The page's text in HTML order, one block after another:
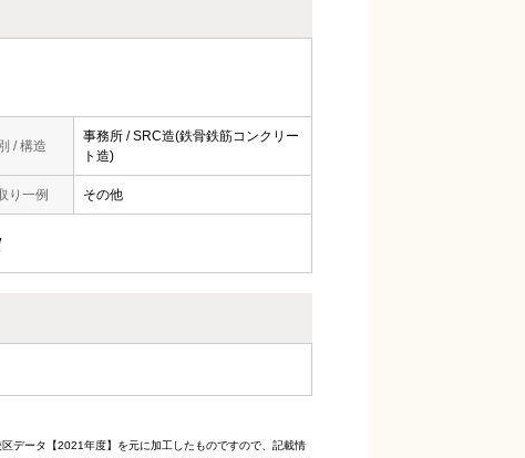
/ 構造
事務所 / SRC造(鉄骨鉄筋コンクリー
ト造)
り一例 その他
データ【2021年度】を元に加工したものですので、記載情